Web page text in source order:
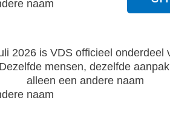
naam
2026 is VDS officieel onderdeel
Dezelfde mensen, dezelfde
alleen een andere naam
naam